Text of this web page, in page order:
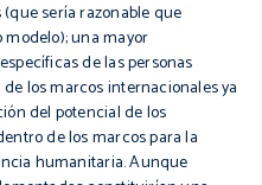
sería razonable que
una mayor
de las personas
los marcos internacionales ya
del potencial de los
de los marcos para la
humanitaria. Aunque